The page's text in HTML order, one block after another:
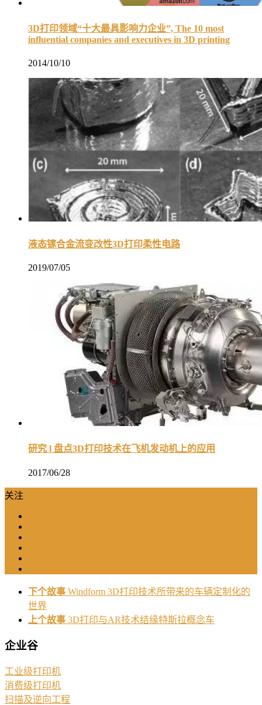
3D打印领域“十大最具影响力企业”, The 10 most
influential companies and executives in 3D printing
2014/10/10
液态镓合金流变改性3D打印柔性电路
2019/07/05
研究 l 盘点3D打印技术在飞机发动机上的应用
2017/06/28
关注
下个故事 Windform 3D打印技术所带来的车辆定制化的
世界
上个故事 3D打印与AR技术结缘特斯拉概念车
企业谷
工业级打印机
消费级打印机
扫描及逆向工程